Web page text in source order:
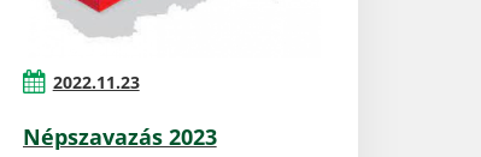
2022.11.23
Népszavazás 2023